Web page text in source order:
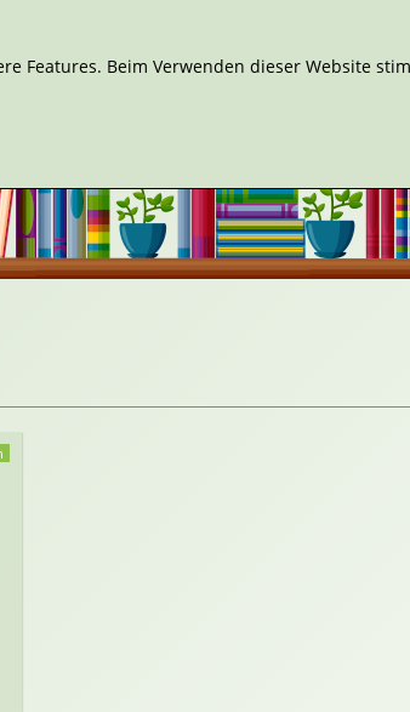
Features. Beim Verwenden dieser Website